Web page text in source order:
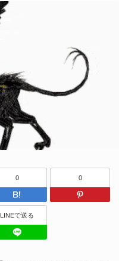
Facebook
0
はてなブッ
0
Tumblr
LINEで送る